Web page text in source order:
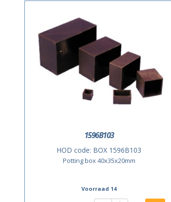
1596B103
HOD code: BOX 1596B103
Potting box 40x35x20mm
Voorraad 14